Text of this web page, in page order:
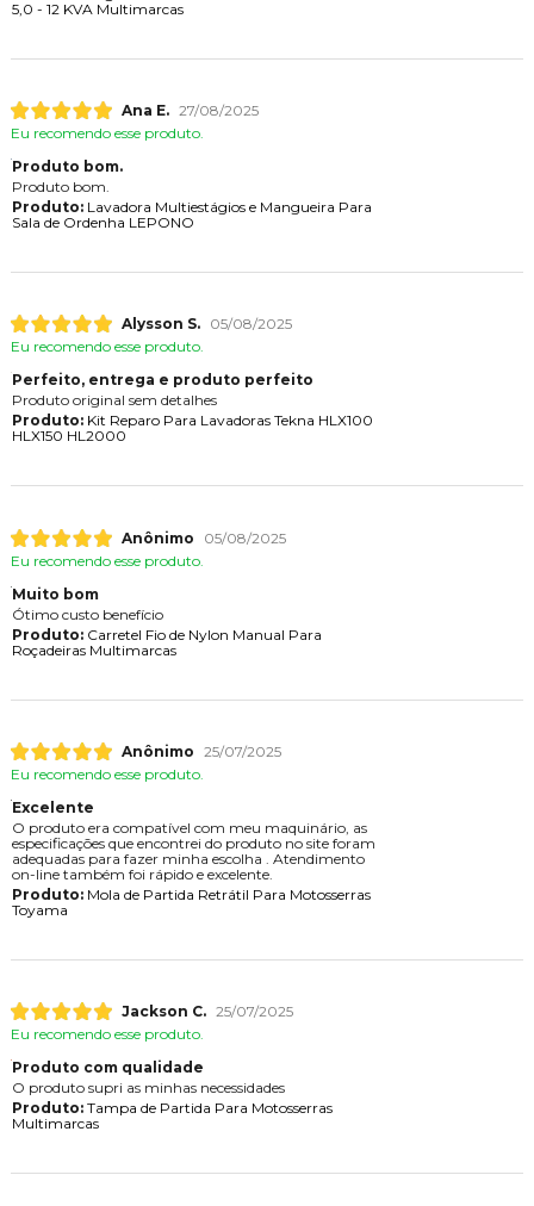
5,0 - 12 KVA Multimarcas
Ana E. 27/08/2025
Eu recomendo esse produto.
Produto bom.
Produto bom.
Produto:Lavadora Multiestágios e Mangueira Para
Sala de Ordenha LEPONO
Alysson S.
05/08/2025
Eu recomendo esse produto.
Perfeito, entrega e produto perfeito
Produto original sem detalhes
Produto:Kit Reparo Para Lavadoras Tekna HLX100
HLX150 HL2000
Anônimo
05/08/2025
Eu recomendo esse produto.
Muito bom
Ótimo custo benefício
Produto:Carretel Fio de Nylon Manual Para
Roçadeiras Multimarcas
Anônimo 25/07/2025
Eu recomendo esse produto.
Excelente
O produto era compatível com meu maquinário, as
especificações que encontrei do produto no site foram
adequadas para fazer minha escolha . Atendimento
on-line também foi rápido e excelente.
Produto:Mola de Partida Retrátil Para Motosserras
Toyama
Jackson C. 25/07/2025
Eu recomendo esse produto.
Produto com qualidade
O produto supri as minhas necessidades
Produto:Tampa de Partida Para Motosserras
Multimarcas